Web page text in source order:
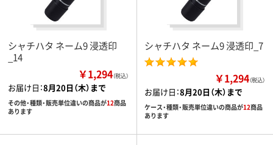
シャチハタ ネーム9 浸透印
_14
￥1,294（税込）
お届け日：8月20日（木）まで
その他・種類・販売単位違いの商品が12商品
あります
シャチハタ ネーム9 浸透印_7
￥1,294（税込）
お届け日：8月20日（木）まで
ケース・種類・販売単位違いの商品が12商品
あります